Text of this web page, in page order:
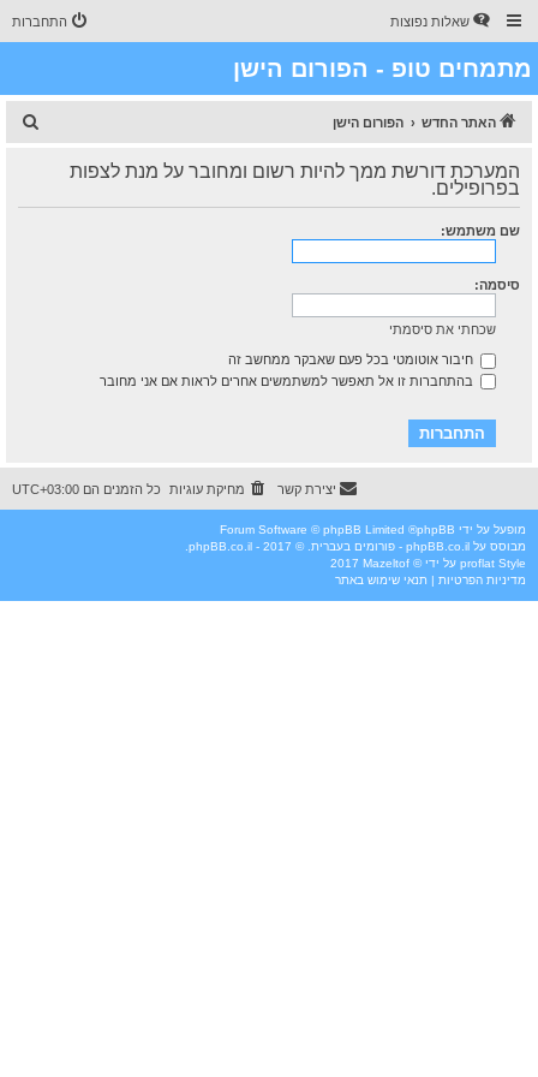
שאלות נפוצות התחברות
מתמחים טופ - הפורום הישן
האתר החדש הפורום הישן
ו
המערכת דורשת ממך להיות רשום ומחובר על מנת לצפות
בפרופילים.
שם משתמש:
סיסמה:
שכחתי את סיסמתי
חיבור אוטומטי בכל פעם שאבקר ממחשב זה
בהתחברות זו אל תאפשר למשתמשים אחרים לראות אם אני מחובר
כל הזמנים הם UTC+03:00 מחיקת עוגיות יצירת קשר
מופעל על ידי phpBB
® Forum Software © phpBB Limited
מבוסס על phpBB.co.il - פורומים בעברית
. © 2017 - phpBB.co.il.
Style
proflat על ידי © Mazeltof
מדיניות הפרטיות | תנאי שימוש באתר